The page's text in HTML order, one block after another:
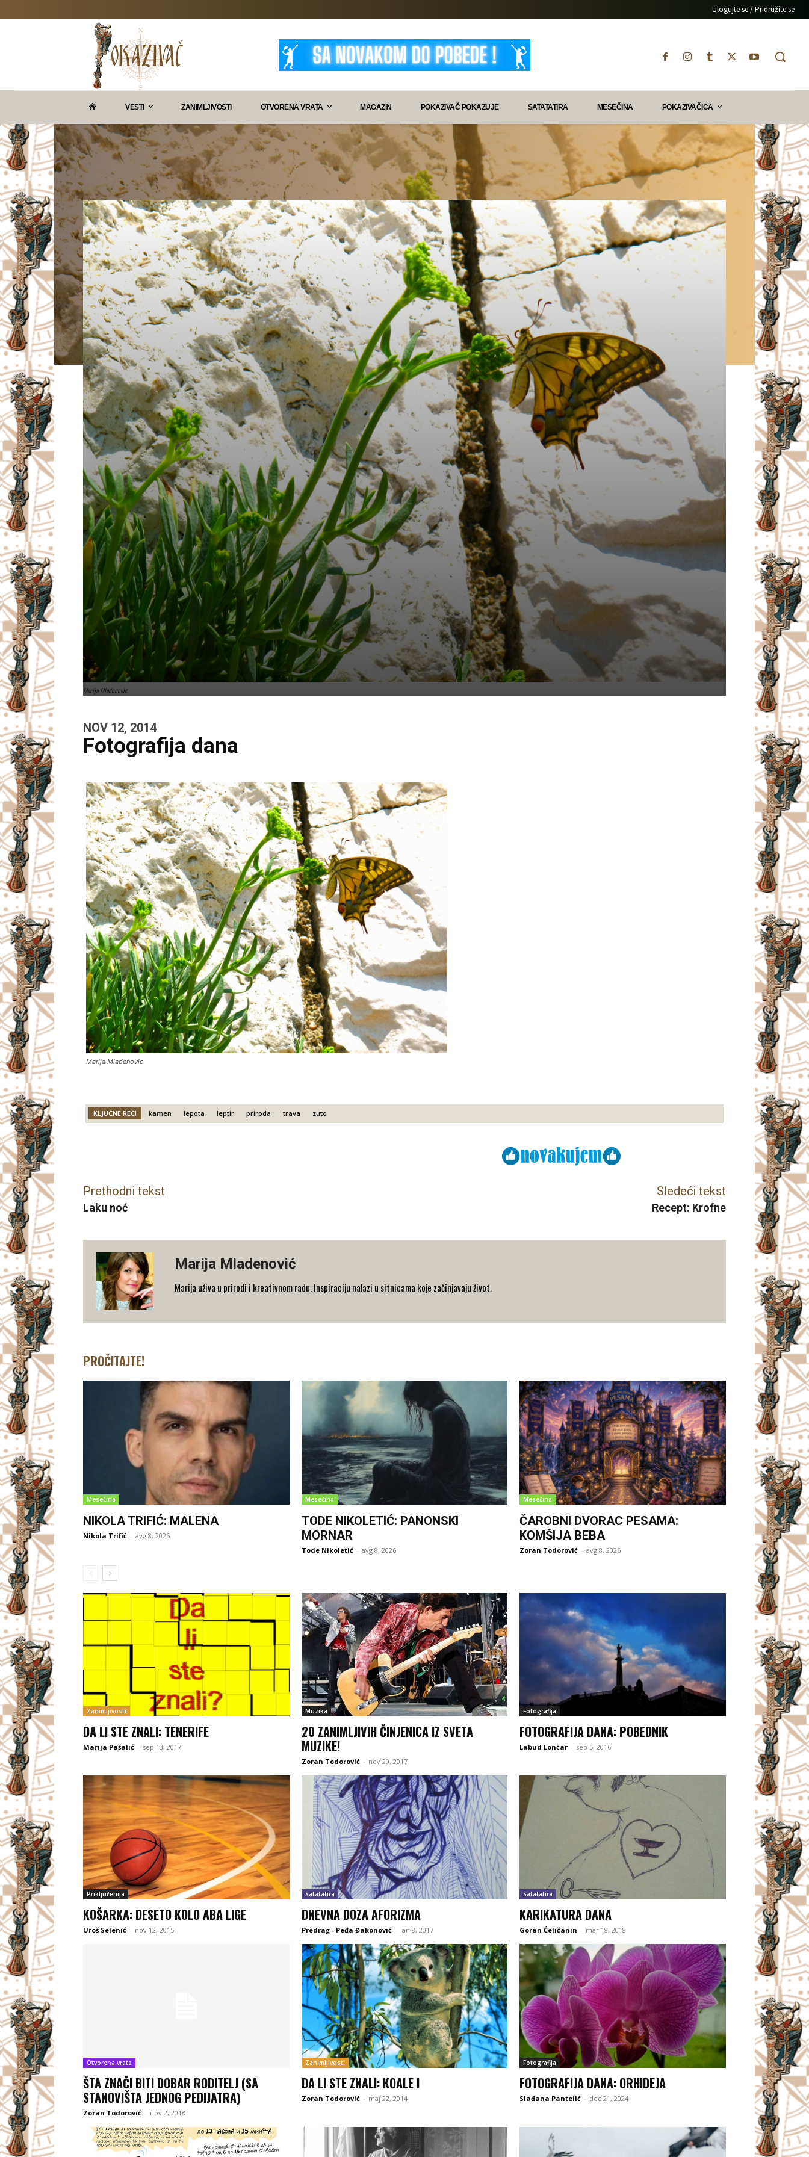
Ulogujte se / Pridružite se
A
Z
I
V
A
Č
VESTI ZANIMLJIVOSTI OTVORENA VRATA MAGAZIN POKAZIVAČ POKAZUJE SATATATIRA MESEČINA POKAZIVAČICA
Marija Mladenovic
NOV 12, 2014
Fotografija dana
Marija Mladenovic
KLJUČNE REČI kamen lepota leptir priroda trava zuto
Prethodni tekst
Laku noć
Sledeći tekst
Recept: Krofne
Marija Mladenović
Marija uživa u prirodi i kreativnom radu. Inspiraciju nalazi u sitnicama koje začinjavaju život.
PROČITAJTE!
Mesečina
NIKOLA TRIFIĆ: MALENA
Nikola Trifić - avg 8, 2026
Mesečina
TODE NIKOLETIĆ: PANONSKI
MORNAR
Tode Nikoletić - avg 8, 2026
Mesečina
ČAROBNI DVORAC PESAMA:
KOMŠIJA BEBA
Zoran Todorović - avg 8, 2026
Zanimljivosti
DA LI STE ZNALI: TENERIFE
Marija Pašalić - sep 13, 2017
Muzika
20 ZANIMLJIVIH ČINJENICA IZ SVETA
MUZIKE!
Zoran Todorović - nov 20, 2017
Fotografija
FOTOGRAFIJA DANA: POBEDNIK
Labud Lončar - sep 5, 2016
Priključenija
KOŠARKA: DESETO KOLO ABA LIGE
Uroš Selenić - nov 12, 2015
Satatatira
DNEVNA DOZA AFORIZMA
Predrag - Peđa Đakonović - jan 8, 2017
Satatatira
KARIKATURA DANA
Goran Ćeličanin - mar 18, 2018
Otvorena vrata
ŠTA ZNAČI BITI DOBAR RODITELJ (SA
STANOVIŠTA JEDNOG PEDIJATRA)
Zoran Todorović - nov 2, 2018
Zanimljivosti
DA LI STE ZNALI: KOALE I
Zoran Todorović - maj 22, 2014
Fotografija
FOTOGRAFIJA DANA: ORHIDEJA
Slađana Pantelić - dec 21, 2024